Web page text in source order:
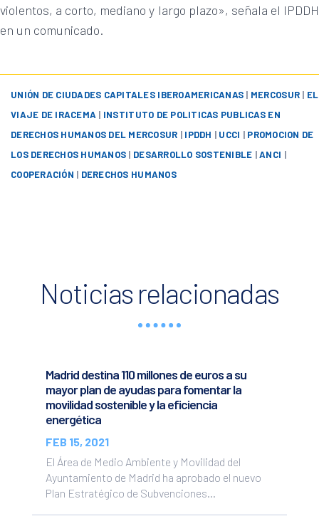
violentos, a corto, mediano y largo plazo», señala el IPDDH
en un comunicado.
UNIÓN DE CIUDADES CAPITALES IBEROAMERICANAS | MERCOSUR | EL
VIAJE DE IRACEMA | INSTITUTO DE POLITICAS PUBLICAS EN
DERECHOS HUMANOS DEL MERCOSUR | IPDDH | UCCI | PROMOCION DE
LOS DERECHOS HUMANOS | DESARROLLO SOSTENIBLE |ANCI |
COOPERACIÓN | DERECHOS HUMANOS
Noticias relacionadas
Madrid destina 110 millones de euros a su
mayor plan de ayudas para fomentar la
movilidad sostenible y la eficiencia
energética
FEB 15, 2021
El Área de Medio Ambiente y Movilidad del
Ayuntamiento de Madrid ha aprobado el nuevo
Plan Estratégico de Subvenciones...